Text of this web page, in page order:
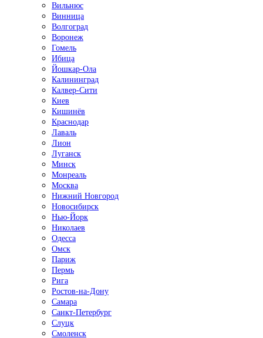
Вильнюс
Винница
Волгоград
Воронеж
Гомель
Ибица
Йошкар-Ола
Калининград
Калвер-Сити
Киев
Кишинёв
Краснодар
Лаваль
Лион
Луганск
Минск
Монреаль
Москва
Нижний Новгород
Новосибирск
Нью-Йорк
Николаев
Одесса
Омск
Париж
Пермь
Рига
Ростов-на-Дону
Самара
Санкт-Петербург
Слуцк
Смоленск